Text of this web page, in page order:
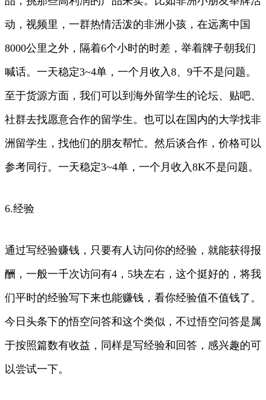
动，视频里，一群热情活泼的非洲小孩，在远离中国
8000公里之外，隔着6个小时的时差，举着牌子朝我们
喊话。一天稳定3~4单，一个月收入8、9千不是问题。
至于货源方面，我们可以到海外留学生的论坛、贴吧、
社群去找愿意合作的留学生。也可以在国内的大学找非
洲留学生，找他们的朋友帮忙。然后谈合作，价格可以
参考同行。一天稳定3~4单，一个月收入8K不是问题。
6.经验
通过写经验赚钱，只要有人访问你的经验，就能获得报
酬，一般一千次访问有4，5块左右，这个挺好的，将我
们平时的经验写下来也能赚钱，看你经验值不值钱了。
今日头条下的悟空问答和这个类似，不过悟空问答是属
于按照篇数有收益，同样是写经验和回答，感兴趣的可
以尝试一下。